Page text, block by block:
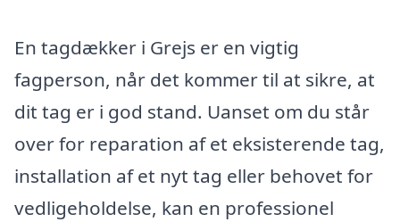
En tagdækker i Grejs er en vigtig
fagperson, når det kommer til at sikre, at
dit tag er i god stand. Uanset om du står
over for reparation af et eksisterende tag,
installation af et nyt tag eller behovet for
vedligeholdelse, kan en professionel